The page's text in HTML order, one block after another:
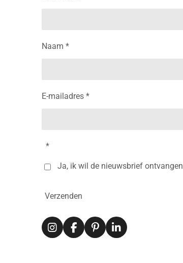
Naam *
E-mailadres *
*
Ja, ik wil de nieuwsbrief ontvangen
Verzenden
I
n
F
a
P
i
L
i